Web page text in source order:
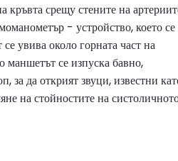
кръвта срещу стените на
- устройство, което се
увива около горната част на
маншетът се изпуска бавно,
за да открият звуци, известни
на стойностите на